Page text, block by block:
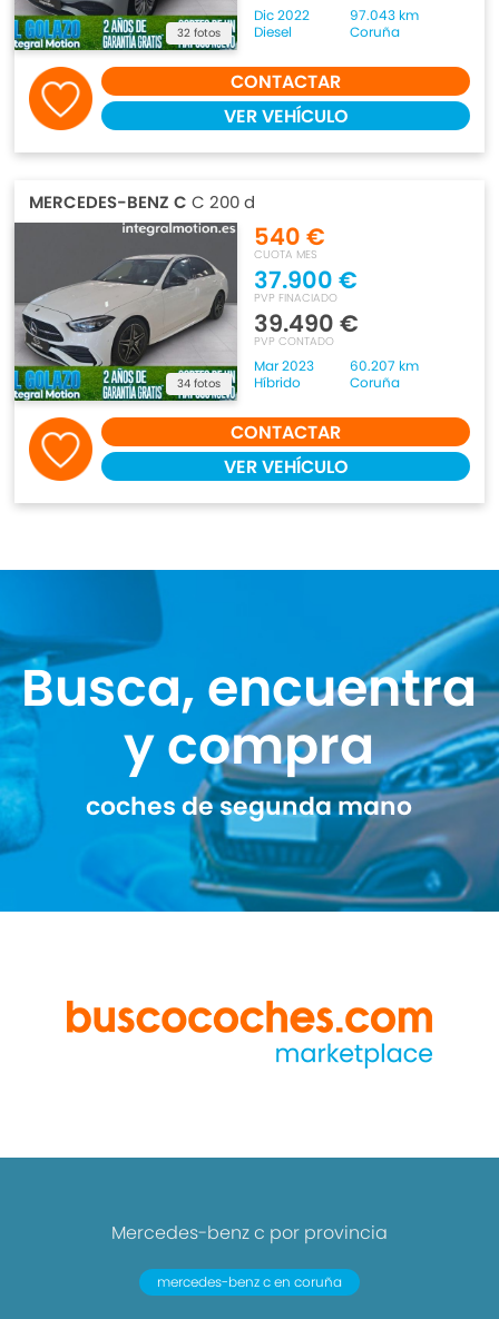
32 fotos
Dic 2022
97.043 km
Diesel
Coruña
CONTACTAR
VER VEHÍCULO
MERCEDES-BENZ C C 200 d
34 fotos
540 €
CUOTA MES
37.900 €
PVP FINACIADO
39.490 €
PVP CONTADO
Mar 2023
60.207 km
Híbrido
Coruña
CONTACTAR
VER VEHÍCULO
Busca, encuentra
y compra
coches de segunda mano
Mercedes-benz c por provincia
mercedes-benz c en coruña